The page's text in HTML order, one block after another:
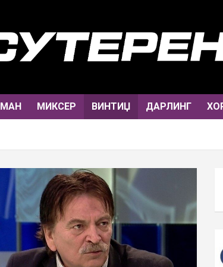
МИКСЕР ВИНТИЏ ДАРЛИНГ